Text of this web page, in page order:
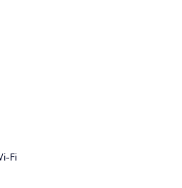
Fi